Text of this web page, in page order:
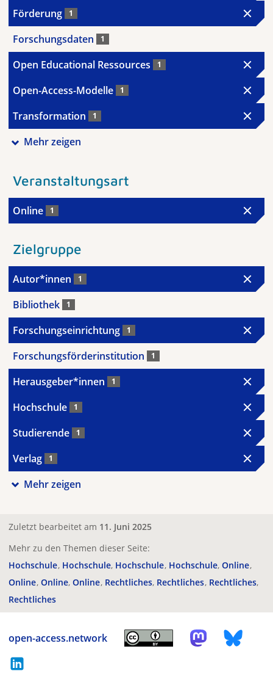
Förderung 1
Forschungsdaten 1
Open Educational Ressources 1
Open-Access-Modelle 1
Transformation 1
Mehr zeigen
Veranstaltungsart
Online 1
Zielgruppe
Autor*innen 1
Bibliothek 1
Forschungseinrichtung 1
Forschungsförderinstitution 1
Herausgeber*innen 1
Hochschule 1
Studierende 1
Verlag 1
Mehr zeigen
Zuletzt bearbeitet am 11. Juni 2025
Mehr zu den Themen dieser Seite:
Hochschule Hochschule Hochschule Hochschule Online
Online Online Online Rechtliches Rechtliches Rechtliches
Rechtliches
open-access.network